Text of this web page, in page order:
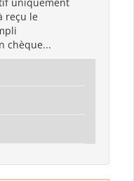
reçu le
chèque...